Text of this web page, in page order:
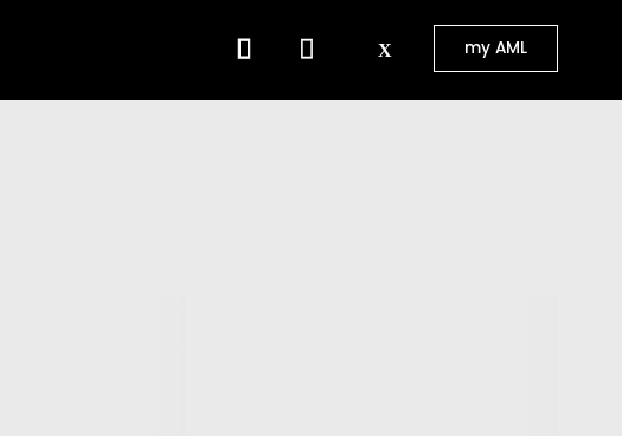
my AML